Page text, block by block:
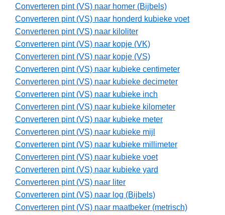
Converteren pint (VS) naar homer (Bijbels)
Converteren pint (VS) naar honderd kubieke voet
Converteren pint (VS) naar kiloliter
Converteren pint (VS) naar kopje (VK)
Converteren pint (VS) naar kopje (VS)
Converteren pint (VS) naar kubieke centimeter
Converteren pint (VS) naar kubieke decimeter
Converteren pint (VS) naar kubieke inch
Converteren pint (VS) naar kubieke kilometer
Converteren pint (VS) naar kubieke meter
Converteren pint (VS) naar kubieke mijl
Converteren pint (VS) naar kubieke millimeter
Converteren pint (VS) naar kubieke voet
Converteren pint (VS) naar kubieke yard
Converteren pint (VS) naar liter
Converteren pint (VS) naar log (Bijbels)
Converteren pint (VS) naar maatbeker (metrisch)